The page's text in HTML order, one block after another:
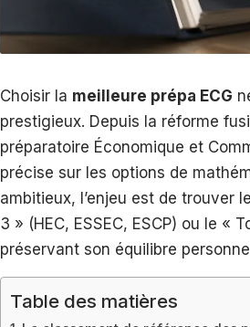
Choisir la meilleure prépa ECG
prestigieux. Depuis la réforme
préparatoire Économique et
précise sur les options de
ambitieux, l’enjeu est de trouver
3 » (HEC, ESSEC, ESCP) ou le
préservant son équilibre
Table des matières